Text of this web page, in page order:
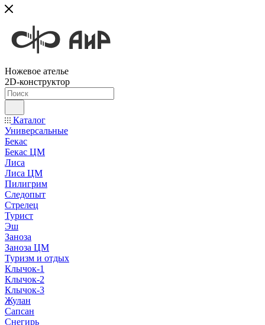
Ножевое ателье
2D-конструктор
Каталог
Универсальные
Бекас
Бекас ЦМ
Лиса
Лиса ЦМ
Пилигрим
Следопыт
Стрелец
Турист
Эш
Заноза
Заноза ЦМ
Туризм и отдых
Клычок-1
Клычок-2
Клычок-3
Жулан
Сапсан
Снегирь